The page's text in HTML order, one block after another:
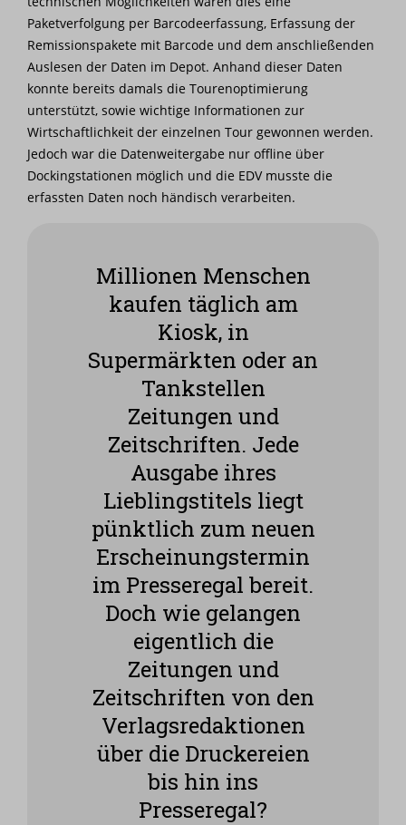
Paketverfolgung per Barcodeerfassung, Erfassung der
Remissionspakete mit Barcode und dem anschließenden
Auslesen der Daten im Depot. Anhand dieser Daten
konnte bereits damals die Tourenoptimierung
unterstützt, sowie wichtige Informationen zur
Wirtschaftlichkeit der einzelnen Tour gewonnen werden.
Jedoch war die Datenweitergabe nur offline über
Dockingstationen möglich und die EDV musste die
erfassten Daten noch händisch verarbeiten.
Millionen Menschen
kaufen täglich am
Kiosk, in
Supermärkten oder an
Tankstellen
Zeitungen und
Zeitschriften. Jede
Ausgabe ihres
Lieblingstitels liegt
pünktlich zum neuen
Erscheinungstermin
im Presseregal bereit.
Doch wie gelangen
eigentlich die
Zeitungen und
Zeitschriften von den
Verlagsredaktionen
über die Druckereien
bis hin ins
Presseregal?